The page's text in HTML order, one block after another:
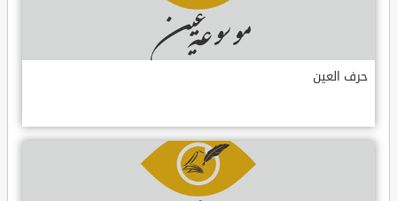
حرف العين